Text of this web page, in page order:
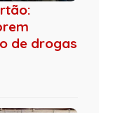
de drogas